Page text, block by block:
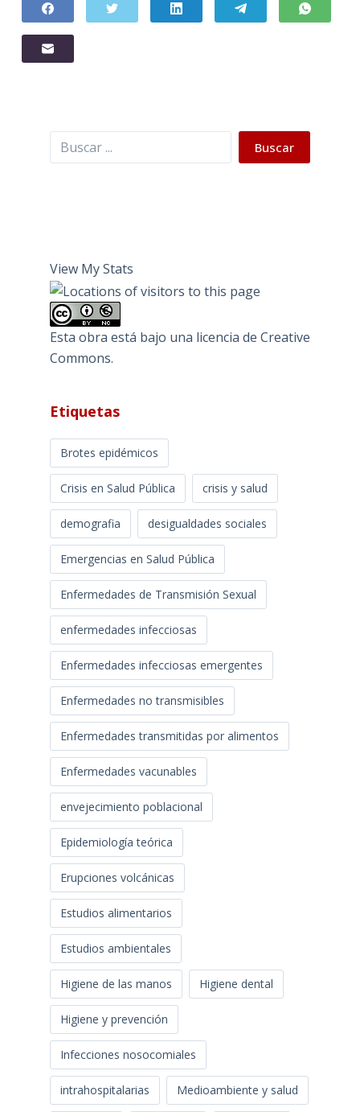
Buscar Buscar
View My Stats
Esta obra está bajo una licencia de Creative
Commons.
Etiquetas
Brotes epidémicos
Crisis en Salud Pública crisis y salud
demografia desigualdades sociales
Emergencias en Salud Pública
Enfermedades de Transmisión Sexual
enfermedades infecciosas
Enfermedades infecciosas emergentes
Enfermedades no transmisibles
Enfermedades transmitidas por alimentos
Enfermedades vacunables
envejecimiento poblacional
Epidemiología teórica
Erupciones volcánicas
Estudios alimentarios
Estudios ambientales
Higiene de las manos Higiene dental
Higiene y prevención
Infecciones nosocomiales
intrahospitalarias Medioambiente y salud